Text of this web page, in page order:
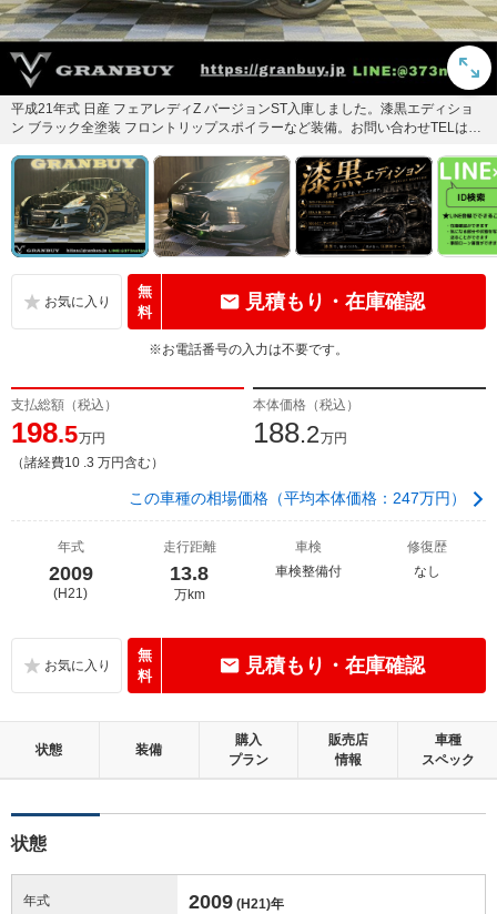
平成21年式 日産 フェアレディZ バージョンST入庫しました。漆黒エディショ
ン ブラック全塗装 フロントリップスポイラーなど装備。お問い合わせTELは05
無
料
見積もり・在庫確認
※お電話番号の入力は不要です。
支払総額（税込）
198.5万円
（諸経費10 .3 万円含む）
本体価格（税込）
188.2万円
この車種の相場価格（平均本体価格：247万円）
年式
2009
(H21)
走行距離
13.8
万km
車検
車検整備付
修復歴
なし
無
料
見積もり・在庫確認
状態 装備
購入
プラン
販売店
情報
車種
スペック
状態
年式 2009 (H21)年